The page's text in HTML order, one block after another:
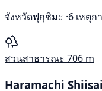
จังหวัดฟุกุชิมะ ·6 เหตุ
สวนสาธารณะ 706 m
Haramachi